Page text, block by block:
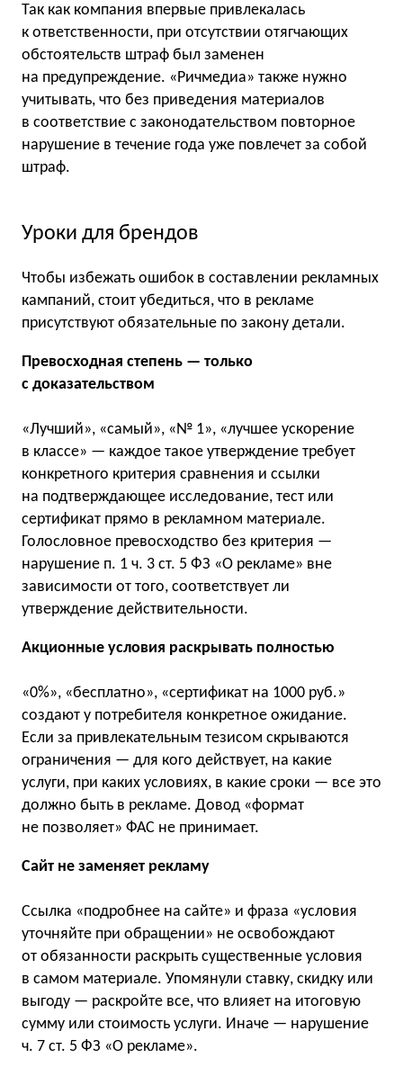
Так как компания впервые привлекалась
к ответственности, при отсутствии отягчающих
обстоятельств штраф был заменен
на предупреждение. «Ричмедиа» также нужно
учитывать, что без приведения материалов
в соответствие с законодательством повторное
нарушение в течение года уже повлечет за собой
штраф.
Уроки для брендов
Чтобы избежать ошибок в составлении рекламных
кампаний, стоит убедиться, что в рекламе
присутствуют обязательные по закону детали.
Превосходная степень — только
с доказательством
«Лучший», «самый», «№ 1», «лучшее ускорение
в классе» — каждое такое утверждение требует
конкретного критерия сравнения и ссылки
на подтверждающее исследование, тест или
сертификат прямо в рекламном материале.
Голословное превосходство без критерия —
нарушение п. 1 ч. 3 ст. 5 ФЗ «О рекламе» вне
зависимости от того, соответствует ли
утверждение действительности.
Акционные условия раскрывать полностью
«0%», «бесплатно», «сертификат на 1000 руб.»
создают у потребителя конкретное ожидание.
Если за привлекательным тезисом скрываются
ограничения — для кого действует, на какие
услуги, при каких условиях, в какие сроки — все это
должно быть в рекламе. Довод «формат
не позволяет» ФАС не принимает.
Сайт не заменяет рекламу
Ссылка «подробнее на сайте» и фраза «условия
уточняйте при обращении» не освобождают
от обязанности раскрыть существенные условия
в самом материале. Упомянули ставку, скидку или
выгоду — раскройте все, что влияет на итоговую
сумму или стоимость услуги. Иначе — нарушение
ч. 7 ст. 5 ФЗ «О рекламе».